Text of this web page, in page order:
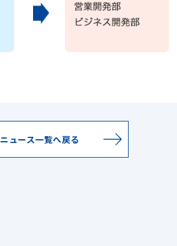
ニュース一覧へ戻る